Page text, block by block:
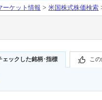
ーケット情報 > 米国株式株価検索
ェックした銘柄･指標 こ